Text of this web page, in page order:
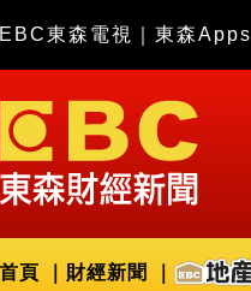
EBC東森電視 東森Apps
首頁 財經新聞